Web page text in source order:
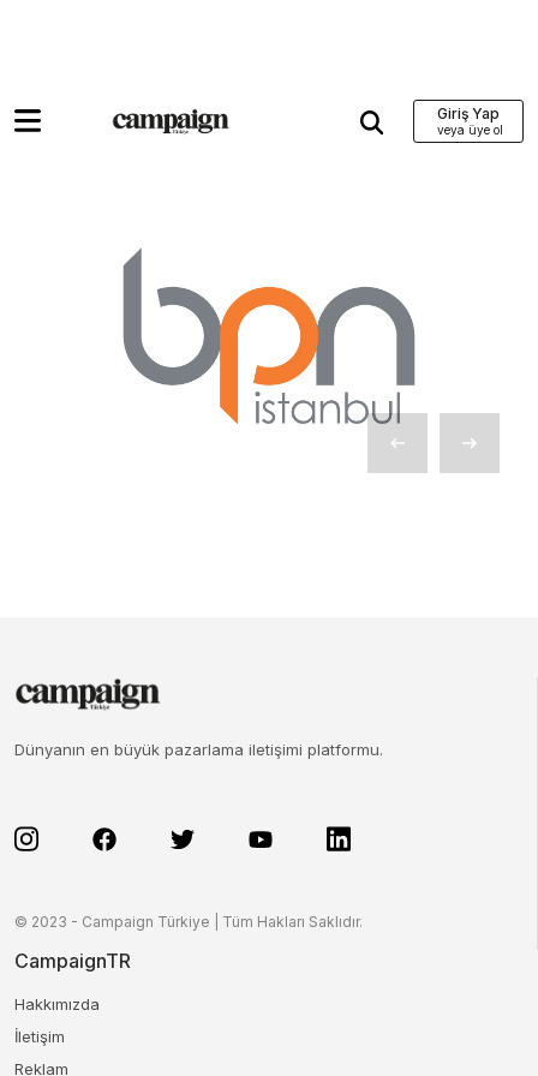
Giriş Yap
Dünyanın en büyük pazarlama iletişimi platformu.
© 2023 - Campaign Türkiye | Tüm Hakları Saklıdır.
CampaignTR
Hakkımızda
İletişim
Reklam